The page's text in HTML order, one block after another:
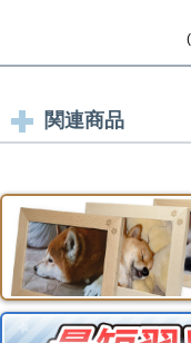
関連商品